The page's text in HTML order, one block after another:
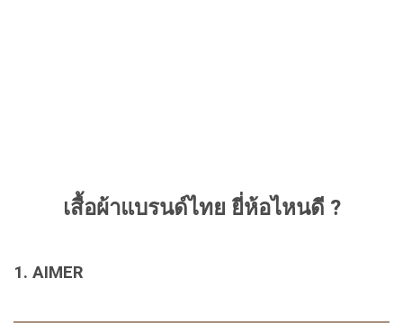
เสื้อผ้าแบรนด์ไทย ยี่ห้อไหนดี ?
1. AIMER